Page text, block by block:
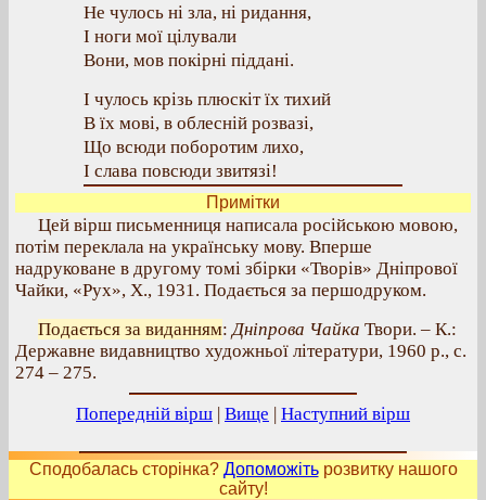
Не чулось ні зла, ні ридання,
І ноги мої цілували
Вони, мов покірні піддані.
І чулось крізь плюскіт їх тихий
В їх мові, в облесній розвазі,
Що всюди поборотим лихо,
І слава повсюди звитязі!
Примітки
Цей вірш письменниця написала російською мовою,
потім переклала на українську мову. Вперше
надруковане в другому томі збірки «Творів» Дніпрової
Чайки, «Рух», X., 1931. Подається за першодруком.
Подається за виданням:Дніпрова Чайка Твори. – К.:
Державне видавництво художньої літератури, 1960 р., с.
274 – 275.
Попередній вірш | Вище | Наступний вірш
Сподобалась сторінка? Допоможітьрозвитку нашого
сайту!